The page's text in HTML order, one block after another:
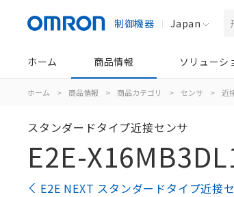
制御機器 Japan
ホーム 商品情報 ソリューシ
ホーム > 商品情報 > 商品カテゴリ > センサ > 近
スタンダードタイプ近接センサ
E2E-
E2E NEXT スタンダードタイプ近接